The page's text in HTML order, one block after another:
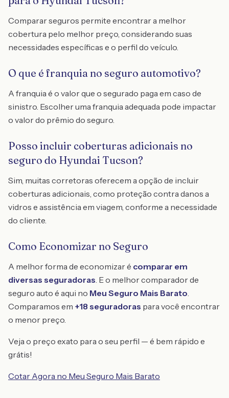
Comparar seguros permite encontrar a melhor
cobertura pelo melhor preço, considerando suas
necessidades específicas e o perfil do veículo.
O que é franquia no seguro automotivo?
A franquia é o valor que o segurado paga em caso de
sinistro. Escolher uma franquia adequada pode impactar
o valor do prêmio do seguro.
Posso incluir coberturas adicionais no
seguro do Hyundai Tucson?
Sim, muitas corretoras oferecem a opção de incluir
coberturas adicionais, como proteção contra danos a
vidros e assistência em viagem, conforme a necessidade
do cliente.
Como Economizar no Seguro
A melhor forma de economizar é comparar em
diversas seguradoras. E o melhor comparador de
seguro auto é aqui no Meu Seguro Mais Barato.
Comparamos em +18 seguradoras para você encontrar
o menor preço.
Veja o preço exato para o seu perfil — é bem rápido e
grátis!
Cotar Agora no Meu Seguro Mais Barato